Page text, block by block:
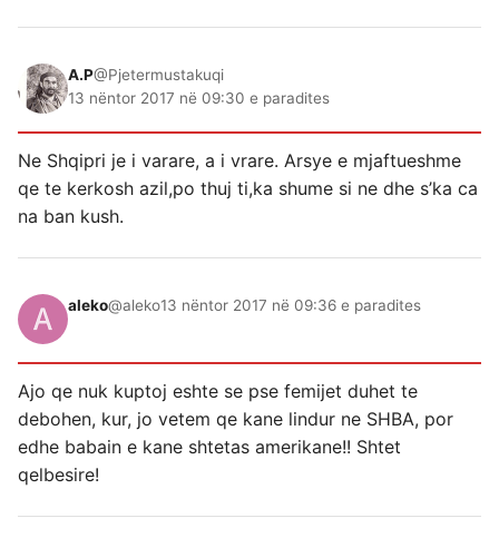
A.P@Pjetermustakuqi
13 nëntor 2017 në 09:30 e paradites
Ne Shqipri je i varare, a i vrare. Arsye e mjaftueshme
qe te kerkosh azil,po thuj ti,ka shume si ne dhe s’ka ca
na ban kush.
aleko@aleko13 nëntor 2017 në 09:36 e paradites
Ajo qe nuk kuptoj eshte se pse femijet duhet te
debohen, kur, jo vetem qe kane lindur ne SHBA, por
edhe babain e kane shtetas amerikane!! Shtet
qelbesire!